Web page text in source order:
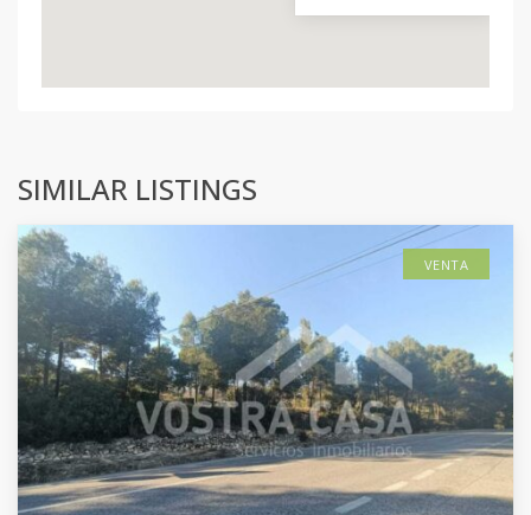
SIMILAR LISTINGS
VENTA